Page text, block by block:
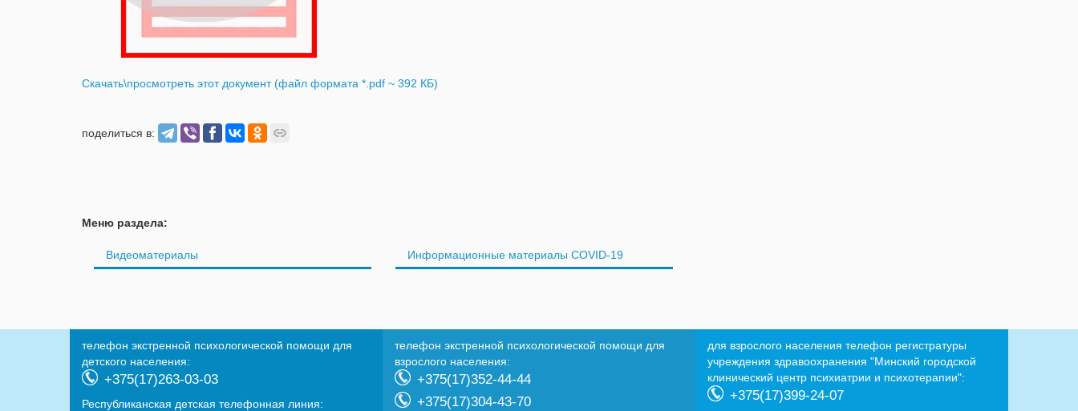
Скачать\просмотреть этот документ (файл формата *.pdf ~ 392 КБ)
поделиться в:
Меню раздела:
Видеоматериалы Информационные материалы COVID-19
телефон экстренной психологической помощи для
детского населения:
+375(17)263-03-03
Республиканская детская телефонная линия:
телефон экстренной психологической помощи для
взрослого населения:
+375(17)352-44-44
+375(17)304-43-70
для взрослого населения телефон регистратуры
учреждения здравоохранения "Минский городской
клинический центр психиатрии и психотерапии":
+375(17)399-24-07